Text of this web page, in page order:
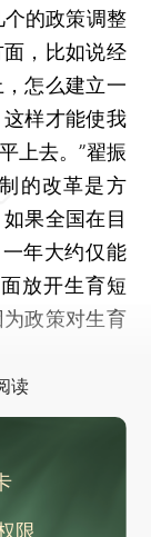
的政策调整
面，比如说经
怎么建立一
样才能使我
上去。”翟振
的改革是方
果全国在目
年大约仅能
放开生育短
政策对生育
读
限